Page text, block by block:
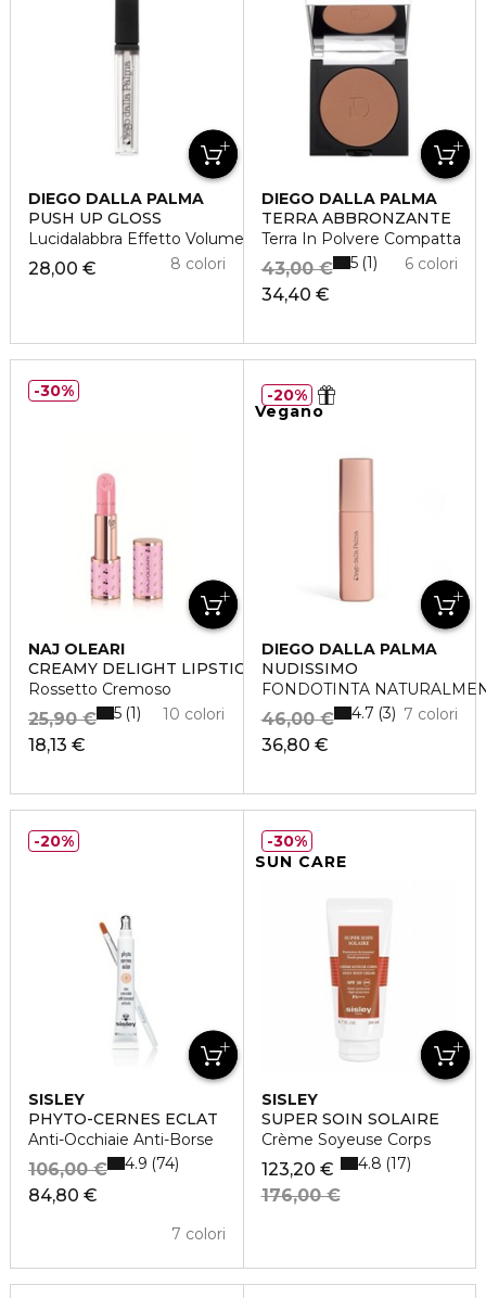
DIEGO DALLA PALMA
PUSH UP GLOSS
Lucidalabbra Effetto Volume
28,00 € 8 colori
DIEGO DALLA PALMA
TERRA ABBRONZANTE
Terra In Polvere Compatta
34,40 €
43,00 € 6 colori
5 1
NAJ OLEARI
CREAMY DELIGHT LIPSTICK
Rossetto Cremoso
18,13 €
25,90 € 10 colori
5 1
30%
Vegano
DIEGO DALLA PALMA
NUDISSIMO
FONDOTINTA
36,80 €
46,00 € 7 colori
4.7 3
20%
SISLEY
PHYTO-CERNES ECLAT
Anti-Occhiaie Anti-Borse
84,80 €
106,00 €
7 colori
4.9 74
20%
SUN CARE
SISLEY
SUPER SOIN SOLAIRE
Crème Soyeuse Corps
123,20 €
176,00 €
4.8 17
30%